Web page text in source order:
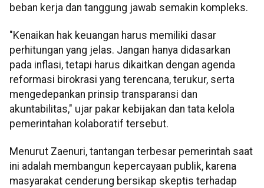
beban kerja dan tanggung jawab semakin kompleks.
"Kenaikan hak keuangan harus memiliki dasar
perhitungan yang jelas. Jangan hanya didasarkan
pada inflasi, tetapi harus dikaitkan dengan agenda
reformasi birokrasi yang terencana, terukur, serta
mengedepankan prinsip transparansi dan
akuntabilitas," ujar pakar kebijakan dan tata kelola
pemerintahan kolaboratif tersebut.
Menurut Zaenuri, tantangan terbesar pemerintah saat
ini adalah membangun kepercayaan publik, karena
masyarakat cenderung bersikap skeptis terhadap